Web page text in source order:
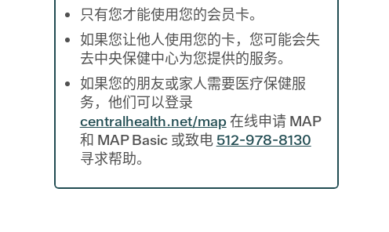
只有您才能使用您的会员卡。
如果您让他人使用您的卡，您可能会失
去中央保健中心为您提供的服务。
如果您的朋友或家人需要医疗保健服
务，他们可以登录
centralhealth.net/map在线申请 MAP
和 MAP Basic 或致电 512-978-8130
寻求帮助。